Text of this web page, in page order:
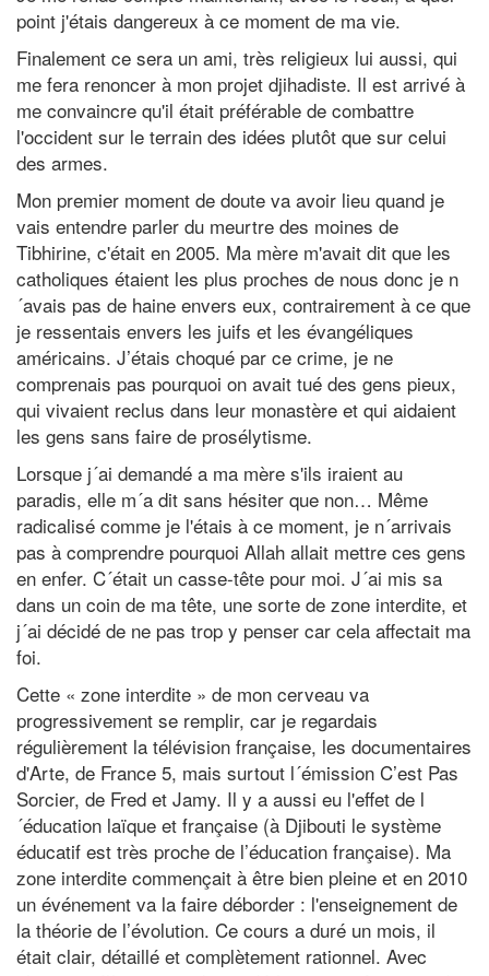
point j'étais dangereux à ce moment de ma vie.
Finalement ce sera un ami, très religieux lui aussi, qui
me fera renoncer à mon projet djihadiste. Il est arrivé à
me convaincre qu'il était préférable de combattre
l'occident sur le terrain des idées plutôt que sur celui
des armes.
Mon premier moment de doute va avoir lieu quand je
vais entendre parler du meurtre des moines de
Tibhirine, c'était en 2005. Ma mère m'avait dit que les
catholiques étaient les plus proches de nous donc je n
´avais pas de haine envers eux, contrairement à ce que
je ressentais envers les juifs et les évangéliques
américains. J’étais choqué par ce crime, je ne
comprenais pas pourquoi on avait tué des gens pieux,
qui vivaient reclus dans leur monastère et qui aidaient
les gens sans faire de prosélytisme.
Lorsque j´ai demandé a ma mère s'ils iraient au
paradis, elle m´a dit sans hésiter que non… Même
radicalisé comme je l'étais à ce moment, je n´arrivais
pas à comprendre pourquoi Allah allait mettre ces gens
en enfer. C´était un casse-tête pour moi. J´ai mis sa
dans un coin de ma tête, une sorte de zone interdite, et
j´ai décidé de ne pas trop y penser car cela affectait ma
foi.
Cette « zone interdite » de mon cerveau va
progressivement se remplir, car je regardais
régulièrement la télévision française, les documentaires
d'Arte, de France 5, mais surtout l´émission C’est Pas
Sorcier, de Fred et Jamy. Il y a aussi eu l'effet de l
´éducation laïque et française (à Djibouti le système
éducatif est très proche de l’éducation française). Ma
zone interdite commençait à être bien pleine et en 2010
un événement va la faire déborder : l'enseignement de
la théorie de l’évolution. Ce cours a duré un mois, il
était clair, détaillé et complètement rationnel. Avec